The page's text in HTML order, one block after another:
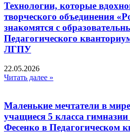
Технологии, которые
творческого объединения
знакомятся с
Педагогического
ЛГПУ
22.05.2026
Читать далее »
Маленькие мечтатели в
учащиеся 5 класса
Фесенко в Педагогическом